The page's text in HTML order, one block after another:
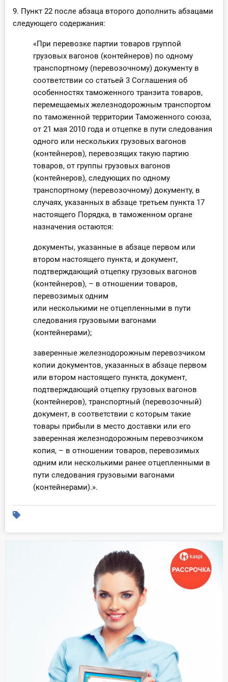
9. Пункт 22 после абзаца второго дополнить абзацами
следующего содержания:
«При перевозке партии товаров группой
грузовых вагонов (контейнеров) по одному
транспортному (перевозочному) документу в
соответствии со статьей 3 Соглашения об
особенностях таможенного транзита товаров,
перемещаемых железнодорожным транспортом
по таможенной территории Таможенного союза,
от 21 мая 2010 года и отцепке в пути следования
одного или нескольких грузовых вагонов
(контейнеров), перевозящих такую партию
товаров, от группы грузовых вагонов
(контейнеров), следующих по одному
транспортному (перевозочному) документу, в
случаях, указанных в абзаце третьем пункта 17
настоящего Порядка, в таможенном органе
назначения остаются:
документы, указанные в абзаце первом или
втором настоящего пункта, и документ,
подтверждающий отцепку грузовых вагонов
(контейнеров), – в отношении товаров,
перевозимых одним
или несколькими не отцепленными в пути
следования грузовыми вагонами
(контейнерами);
заверенные железнодорожным перевозчиком
копии документов, указанных в абзаце первом
или втором настоящего пункта, документ,
подтверждающий отцепку грузовых вагонов
(контейнеров), транспортный (перевозочный)
документ, в соответствии с которым такие
товары прибыли в место доставки или его
заверенная железнодорожным перевозчиком
копия, – в отношении товаров, перевозимых
одним или несколькими ранее отцепленными в
пути следования грузовыми вагонами
(контейнерами).».